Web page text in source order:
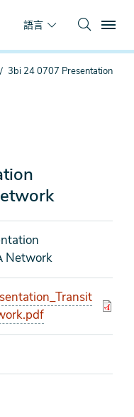
語言
3bi 24 0707 Presentation
Network